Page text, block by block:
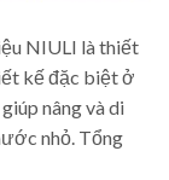
NIULI là thiết
kế đặc biệt ở
nâng và di
nhỏ. Tổng